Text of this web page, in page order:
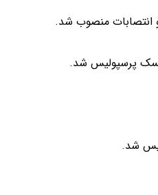
انتصابات منصوب شد.
پرسپولیس شد.
شد.